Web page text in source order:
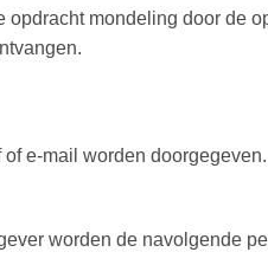
opdracht mondeling door de
e-mail worden
worden de navolgende